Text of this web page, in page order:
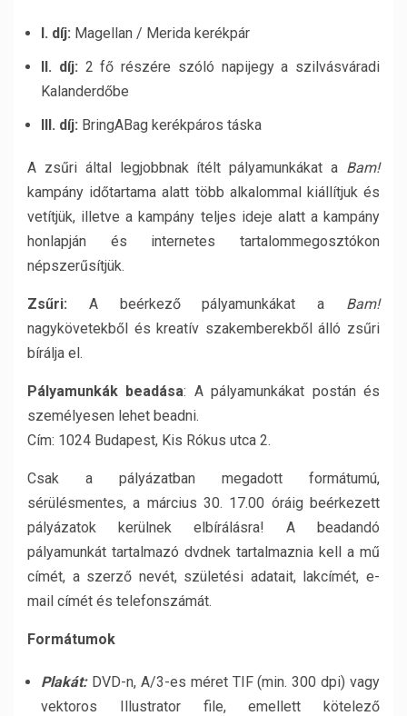
I. díj: Magellan / Merida kerékpár
II. díj: 2 fő részére szóló napijegy a szilvásváradi
Kalanderdőbe
III. díj: BringABag kerékpáros táska
A zsűri által legjobbnak ítélt pályamunkákat a Bam!
kampány időtartama alatt több alkalommal kiállítjuk és
vetítjük, illetve a kampány teljes ideje alatt a kampány
honlapján és internetes tartalommegosztókon
népszerűsítjük.
Zsűri: A beérkező pályamunkákat a Bam!
nagykövetekből és kreatív szakemberekből álló zsűri
bírálja el.
Pályamunkák beadása: A pályamunkákat postán és
személyesen lehet beadni.
Cím: 1024 Budapest, Kis Rókus utca 2.
Csak a pályázatban megadott formátumú,
sérülésmentes, a március 30. 17.00 óráig beérkezett
pályázatok kerülnek elbírálásra! A beadandó
pályamunkát tartalmazó dvdnek tartalmaznia kell a mű
címét, a szerző nevét, születési adatait, lakcímét, e-
mail címét és telefonszámát.
Formátumok
Plakát: DVD-n, A/3-es méret TIF (min. 300 dpi) vagy
vektoros Illustrator file, emellett kötelező